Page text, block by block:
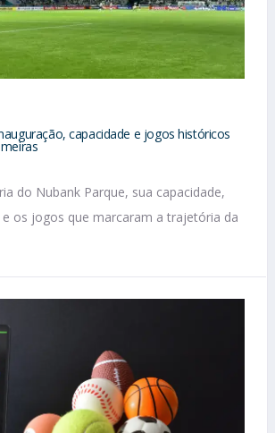
capacidade e jogos históricos
do Nubank Parque, sua capacidade,
os jogos que marcaram a trajetória da